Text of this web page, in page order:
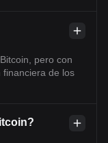
pero con
de los